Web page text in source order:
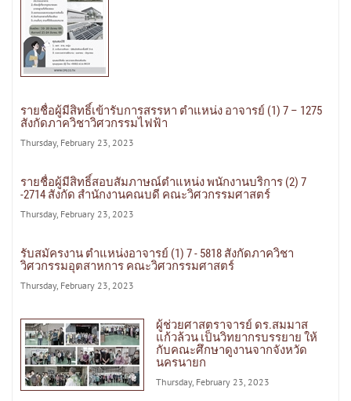
รายชื่อผู้มีสิทธิ์เข้ารับการสรรหา ตำแหน่ง อาจารย์ (1) 7 – 1275
สังกัดภาควิชาวิศวกรรมไฟฟ้า
Thursday, February 23, 2023
รายชื่อผู้มีสิทธิ์สอบสัมภาษณ์ตำแหน่ง พนักงานบริการ (2) 7
-2714 สังกัด สำนักงานคณบดี คณะวิศวกรรมศาสตร์
Thursday, February 23, 2023
รับสมัครงาน ตำแหน่งอาจารย์ (1) 7 - 5818 สังกัดภาควิชา
วิศวกรรมอุตสาหการ คณะวิศวกรรมศาสตร์
Thursday, February 23, 2023
ผู้ช่วยศาสตราจารย์ ดร.สมมาส
แก้วล้วน เป็นวิทยากรบรรยาย ให้
กับคณะศึกษาดูงานจากจังหวัด
นครนายก
Thursday, February 23, 2023